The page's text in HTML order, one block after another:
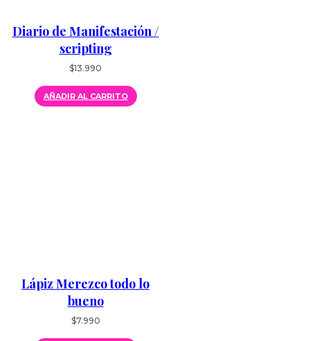
Diario de Manifestación /
scripting
$13.990
AÑADIR AL CARRITO
Lápiz Merezco todo lo
bueno
$7.990